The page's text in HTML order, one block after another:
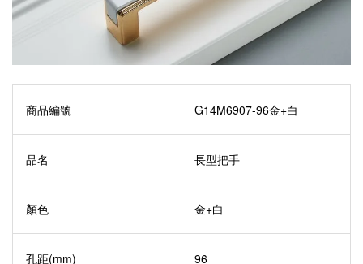
商品編號 G14M6907-96金+白
品名 長型把手
顏色 金+白
孔距(mm) 96